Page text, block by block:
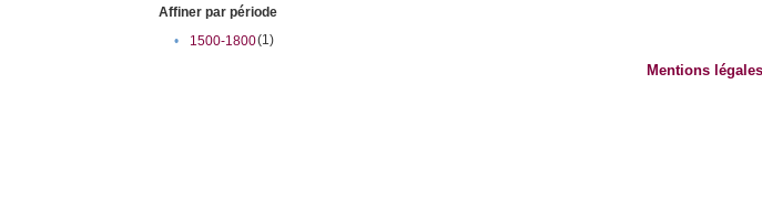
Affiner par période
•
1500-1800(1)
Mentions légales